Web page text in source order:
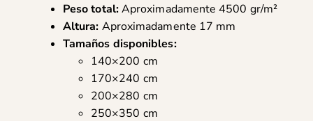
Peso total:Aproximadamente 4500 gr/m²
Altura: Aproximadamente 17 mm
Tamaños disponibles:
140×200 cm
170×240 cm
200×280 cm
250×350 cm